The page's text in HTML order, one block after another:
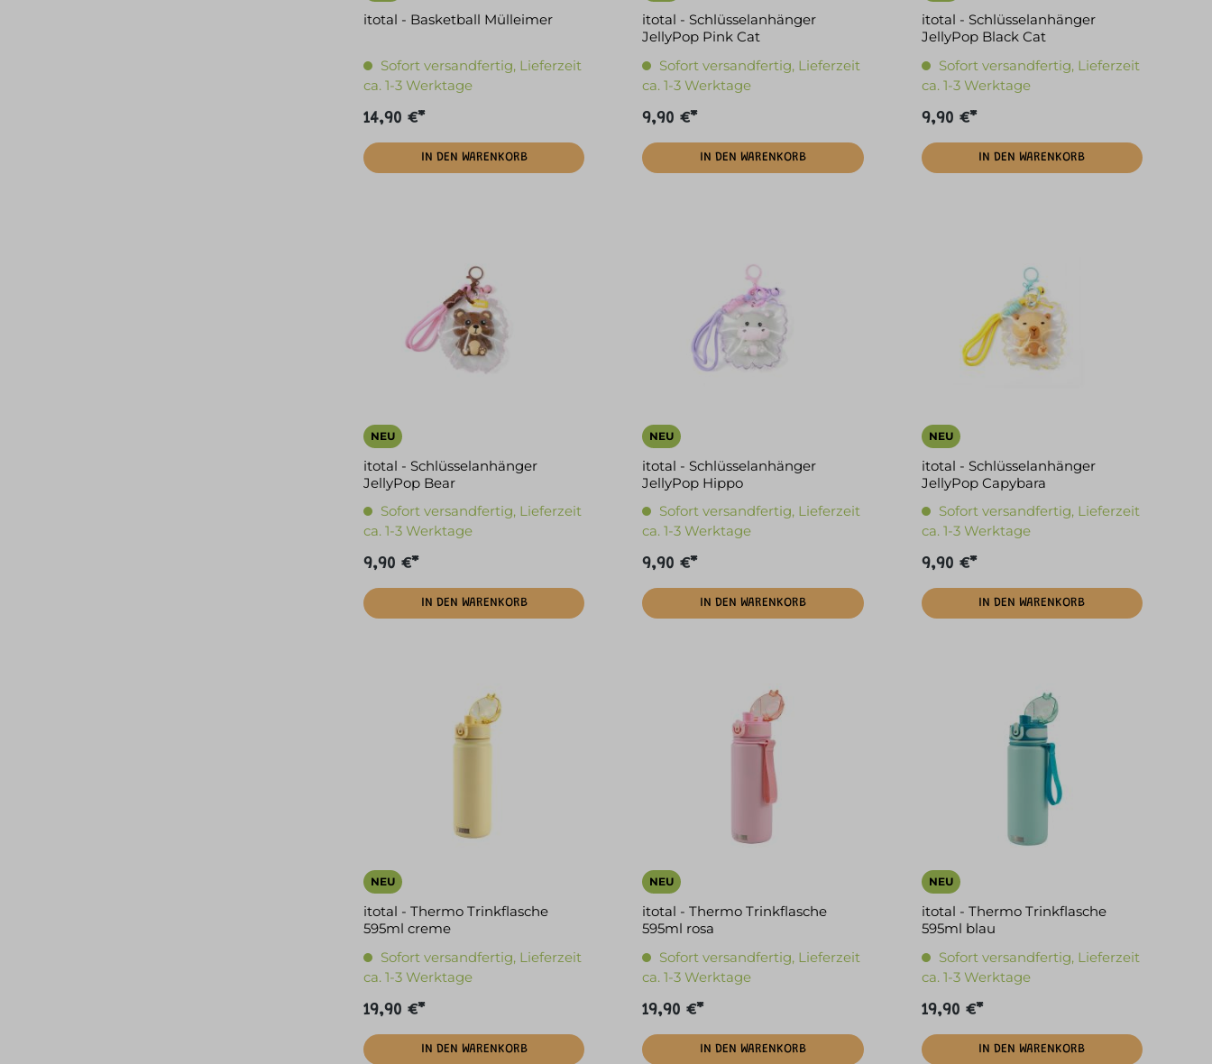
itotal - Basketball Mülleimer
Sofort versandfertig, Lieferzeit
ca. 1-3 Werktage
14,90 €*
IN DEN WARENKORB
itotal - Schlüsselanhänger
JellyPop Pink Cat
Sofort versandfertig, Lieferzeit
ca. 1-3 Werktage
9,90 €*
IN DEN WARENKORB
itotal - Schlüsselanhänger
JellyPop Black Cat
Sofort versandfertig, Lieferzeit
ca. 1-3 Werktage
9,90 €*
IN DEN WARENKORB
NEU
itotal - Schlüsselanhänger
JellyPop Bear
Sofort versandfertig, Lieferzeit
ca. 1-3 Werktage
9,90 €*
IN DEN WARENKORB
NEU
itotal - Schlüsselanhänger
JellyPop Hippo
Sofort versandfertig, Lieferzeit
ca. 1-3 Werktage
9,90 €*
IN DEN WARENKORB
NEU
itotal - Schlüsselanhänger
JellyPop Capybara
Sofort versandfertig, Lieferzeit
ca. 1-3 Werktage
9,90 €*
IN DEN WARENKORB
NEU
itotal - Thermo Trinkflasche
595ml creme
Sofort versandfertig, Lieferzeit
ca. 1-3 Werktage
19,90 €*
IN DEN WARENKORB
NEU
itotal - Thermo Trinkflasche
595ml rosa
Sofort versandfertig, Lieferzeit
ca. 1-3 Werktage
19,90 €*
IN DEN WARENKORB
NEU
itotal - Thermo Trinkflasche
595ml blau
Sofort versandfertig, Lieferzeit
ca. 1-3 Werktage
19,90 €*
IN DEN WARENKORB